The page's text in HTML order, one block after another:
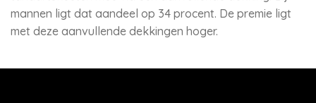
mannen ligt dat aandeel op 34 procent. De premie ligt
met deze aanvullende dekkingen hoger.